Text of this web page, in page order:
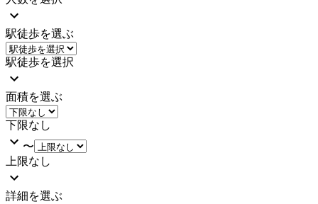
駅徒歩を選ぶ
駅徒歩を選択
面積を選ぶ
下限なし
〜
上限なし
詳細を選ぶ